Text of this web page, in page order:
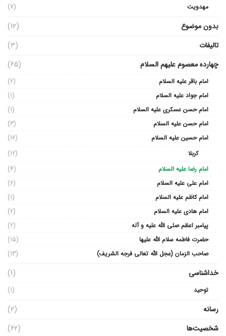
مهدویت
(7)
بدون موضوع
(12)
تالیفات
(3)
چهارده معصوم علیهم السلام
(65)
امام باقر علیه السلام
(2)
امام جواد علیه السلام
(1)
امام حسن عسکری علیه السلام
(1)
امام حسن علیه السلام
(3)
امام حسین علیه السلام
(16)
کربلا
(12)
امام رضا علیه السلام
(4)
امام علی علیه السلام
(6)
امام کاظم علیه السلام
(1)
امام هادی علیه السلام
(2)
پیامبر اعظم صلی الله علیه و آله
(2)
حضرت فاطمه سلام الله علیها
(15)
صاحب الزمان (عجل الله تعالی فرجه الشریف)
(13)
خداشناسی (1)
توحید (1)
رسانه
(2)
شخصیت‌ها
(62)